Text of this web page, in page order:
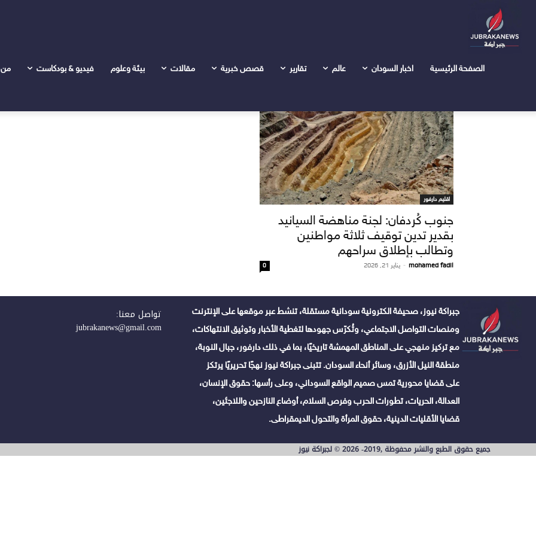
الصفحة الرئيسية اخبار السودان عالم تقارير قصص خبرية مقالات بيئة وعلوم فيديو & بودكاست من
اقليم دارفور
جنوب كُردفان: لجنة مناهضة السيانيد
بقدير تدين توقيف ثلاثة مواطنين
وتطالب بإطلاق سراحهم
mohamed fadil
- يناير 21, 2026 0
جبراكة نيوز، صحيفة الكترونية سودانية مستقلة، تنشط عبر موقعها على الإنترنت
ومنصات التواصل الاجتماعي، وتُكرّس جهودها لتغطية الأخبار وتوثيق الانتهاكات،
مع تركيز منهجي على المناطق المهمشة تاريخيًا، بما في ذلك دارفور، جبال النوبة،
منطقة النيل الأزرق، وسائر أنحاء السودان. تتبنى جبراكة نيوز نهجًا تحريريًا يرتكز
على قضايا محورية تمس صميم الواقع السوداني، وعلى رأسها: حقوق الإنسان،
العدالة، الحريات، تطورات الحرب وفرص السلام، أوضاع النازحين واللاجئين،
قضايا الأقليات الدينية، حقوق المرأة والتحول الديمقراطى.
تواصل معنا:
jubrakanews@gmail.com
جميع حقوق الطبع والنشر محفوظة ,2019- 2026 © لجبراكة نيوز